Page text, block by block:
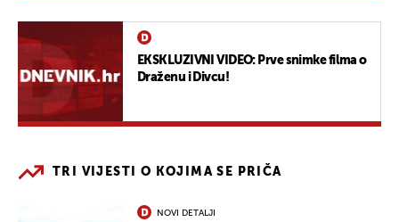
EKSKLUZIVNI VIDEO: Prve snimke filma o
Draženu i Divcu!
TRI VIJESTI O KOJIMA SE PRIČA
NOVI DETALJI